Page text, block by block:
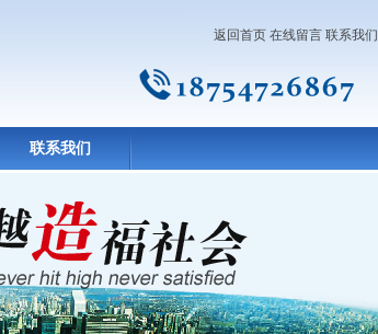
返回首页 在线留言 联系我们
联系我们